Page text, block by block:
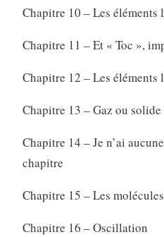
Chapitre 10 – Les éléments
Chapitre 11 – Et « Toc »,
Chapitre 12 – Les éléments
Chapitre 13 – Gaz ou solide
Chapitre 14 – Je n’ai
chapitre
Chapitre 15 – Les molécules
Chapitre 16 – Oscillation